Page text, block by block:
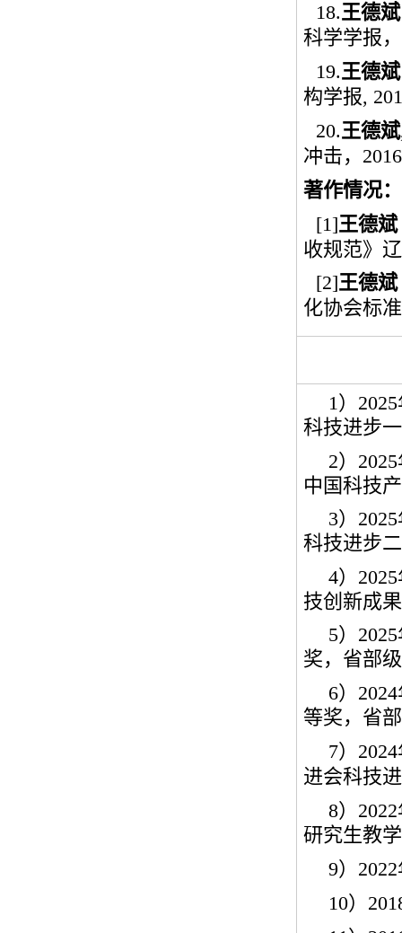
18.王德斌
科学学报，
19.王德斌
构学报,
20.王德斌
冲击，
著作情况：
[1]王德斌
收规范》
[2]王德斌
化协会标
1） 2025
科技进步
2） 2025
中国科技
3） 2025
科技进步
4） 2025
技创新成
5） 2025
奖，省部
6） 2024
等奖，省
7） 2024
进会科技
8） 2022
研究生教
9） 2022
10）